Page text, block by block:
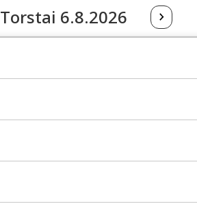
Torstai 6.8.2026